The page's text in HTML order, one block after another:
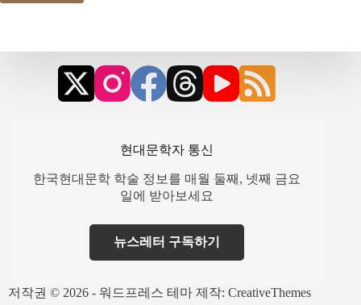
현대문학자 통신
한국현대문학 학술 정보를 매월 둘째, 넷째 금요
일에 받아보세요
뉴스레터 구독하기
저작권 © 2026 - 워드프레스 테마 제작: CreativeThemes